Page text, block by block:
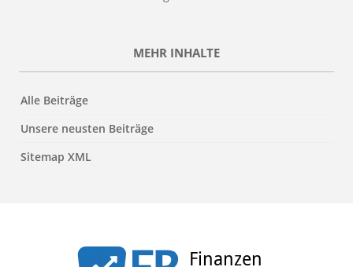
MEHR INHALTE
Alle Beiträge
Unsere neusten Beiträge
Sitemap XML